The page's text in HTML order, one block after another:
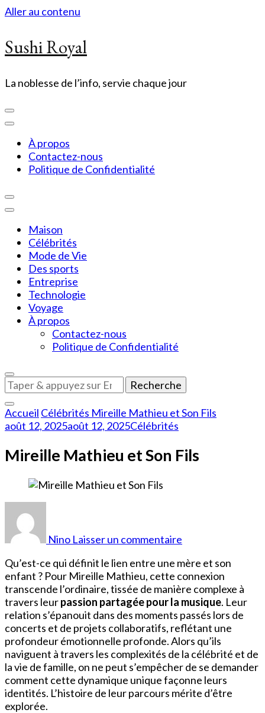
Aller au contenu
Sushi Royal
La noblesse de l’info, servie chaque jour
À propos
Contactez-nous
Politique de Confidentialité
Maison
Célébrités
Mode de Vie
Des sports
Entreprise
Technologie
Voyage
À propos
Contactez-nous
Politique de Confidentialité
Vous
recherchiez
quelque
chose
?
Accueil Célébrités Mireille Mathieu et Son Fils
août 12, 2025août 12, 2025Célébrités
Mireille Mathieu et Son Fils
Nino Laisser un commentaire
et
Son
Fils
Qu’est-ce qui définit le lien entre une mère et son
enfant ? Pour Mireille Mathieu, cette connexion
transcende l’ordinaire, tissée de manière complexe à
travers leurpassion partagée pour la musique. Leur
relation s’épanouit dans des moments passés lors de
concerts et de projets collaboratifs, reflétant une
profondeur émotionnelle profonde. Alors qu’ils
naviguent à travers les complexités de la célébrité et de
la vie de famille, on ne peut s’empêcher de se demander
comment cette dynamique unique façonne leurs
identités. L’histoire de leur parcours mérite d’être
explorée.